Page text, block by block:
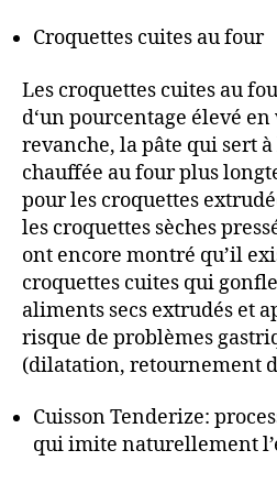
Croquettes cuites au four
Les croquettes cuites au
d‘un pourcentage élevé
revanche, la pâte qui sert
chauffée au four plus
pour les croquettes
les croquettes sèches
ont encore montré qu’il
croquettes cuites qui
aliments secs extrudés et
risque de problèmes
(dilatation, retournement
Cuisson Tenderize:
qui imite naturellement